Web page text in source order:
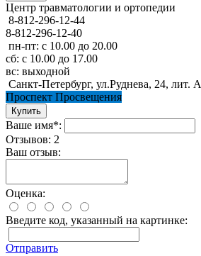
Центр травматологии и ортопедии
8-812-296-12-44
8-812-296-12-40
пн-пт: с 10.00 до 20.00
сб: с 10.00 до 17.00
вс: выходной
Санкт-Петербург, ул.Руднева, 24, лит. А
Проспект Просвещения
Ваше имя*:
Отзывов: 2
Ваш отзыв:
Оценка:
Введите код, указанный на картинке:
Отправить